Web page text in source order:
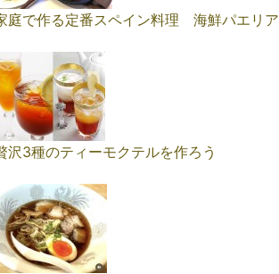
庭で作る定番スペイン料理 海鮮パエリア
沢3種のティーモクテルを作ろう